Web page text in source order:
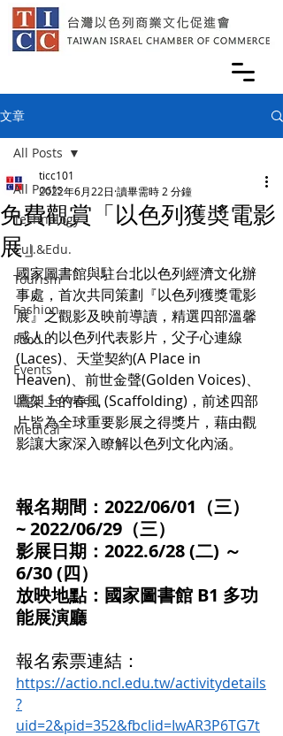
文章
All Posts
Technology
Cul.&Edu.
Tourism
Fashion
Food
Events
Legal Service
Medical
All Posts
免費觀賞「以色列獲奬電影
展」
ticc101
2022年6月22日 讀畢需時 2 分鐘
國家圖書館與駐台北以色列經濟文化辦
事處，首次共同策劃『以色列獲獎電影
展』之觀影及映前導讀，精選四部溫馨
感人的以色列代表影片，父子心連線
(Laces)、天堂契約(A Place in
Heaven)、前世金聲(Golden Voices)、
鷹架上的春風 (Scaffolding)，前述四部
片皆為全球重要影展之得獎片，藉由觀
影讓大家深入瞭解以色列文化內涵。
報名期間：2022/06/01（三）
~ 2022/06/29（三）
影展日期：2022.6/28 (二) ～
6/30 (四）
放映地點：國家圖書館 B1 多功
能展演廳
報名索票連結：
https://actio.ncl.edu.tw/activitydetails
?
uid=2&pid=352&fbclid=IwAR3P6TG7t